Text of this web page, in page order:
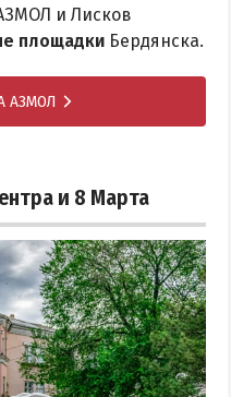
и Лисков
площадки Бердянска.
АЗМОЛ
и 8 Марта